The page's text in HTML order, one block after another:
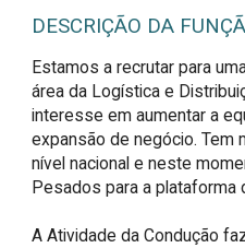
DESCRIÇÃO DA
Estamos a recrutar para
área da Logística e
interesse em aumentar a
expansão de negócio. Tem
nível nacional e neste
Pesados para a plataforma
A Atividade da Condução